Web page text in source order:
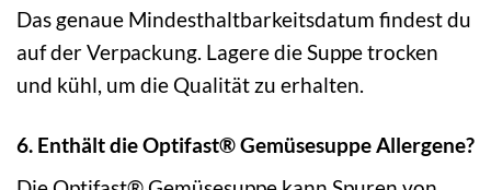
Das genaue Mindesthaltbarkeitsdatum findest du
auf der Verpackung. Lagere die Suppe trocken
und kühl, um die Qualität zu erhalten.
6. Enthält die Optifast® Gemüsesuppe Allergene?